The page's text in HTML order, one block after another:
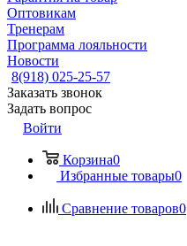
Оптовикам
Тренерам
Программа лояльности
Новости
8(918) 025-25-57
Заказать звонок
Задать вопрос
Войти
Корзина0
Избранные товары0
Сравнение товаров0